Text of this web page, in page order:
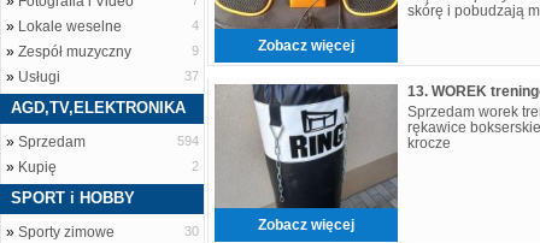
» Lokale weselne 4
» Zespół muzyczny 9
» Usługi 37
AGD,TV,ELEKTRONIKA
» Sprzedam 594
» Kupię 2
SPORT i HOBBY
» Sporty zimowe 30
Zobacz więcej
skórę i pobudzają
Zobacz więcej
Sprzedam worek
rękawice
krocze